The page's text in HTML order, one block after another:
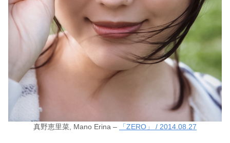
真野恵里菜, Mano Erina – 「ZERO」 / 2014.08.27